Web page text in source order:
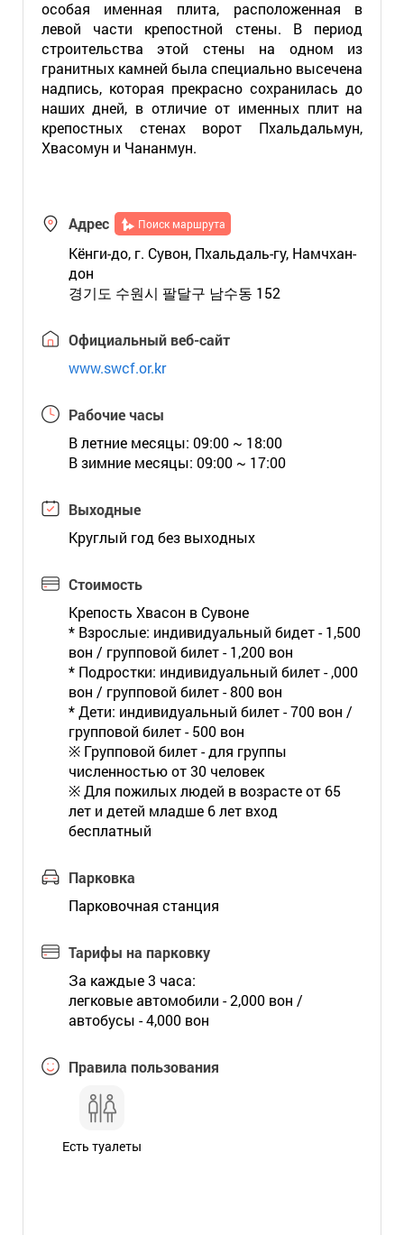
особая именная плита, расположенная в
левой части крепостной стены. В период
строительства этой стены на одном из
гранитных камней была специально высечена
надпись, которая прекрасно сохранилась до
наших дней, в отличие от именных плит на
крепостных стенах ворот Пхальдальмун,
Хвасомун и Чананмун.
Адрес Поиск маршрута
Кёнги-до, г. Сувон, Пхальдаль-гу, Намчхан-
дон
경기도 수원시 팔달구 남수동 152
Официальный веб-сайт
www.swcf.or.kr
Рабочие часы
В летние месяцы: 09:00 ~ 18:00
В зимние месяцы: 09:00 ~ 17:00
Выходные
Круглый год без выходных
Стоимость
Крепость Хвасон в Сувоне
* Взрослые: индивидуальный бидет - 1,500
вон / групповой билет - 1,200 вон
* Подростки: индивидуальный билет - ,000
вон / групповой билет - 800 вон
* Дети: индивидуальный билет - 700 вон /
групповой билет - 500 вон
※ Групповой билет - для группы
численностью от 30 человек
※ Для пожилых людей в возрасте от 65
лет и детей младше 6 лет вход
бесплатный
Парковка
Парковочная станция
Тарифы на парковку
За каждые 3 часа:
легковые автомобили - 2,000 вон /
автобусы - 4,000 вон
Правила пользования
Есть туалеты